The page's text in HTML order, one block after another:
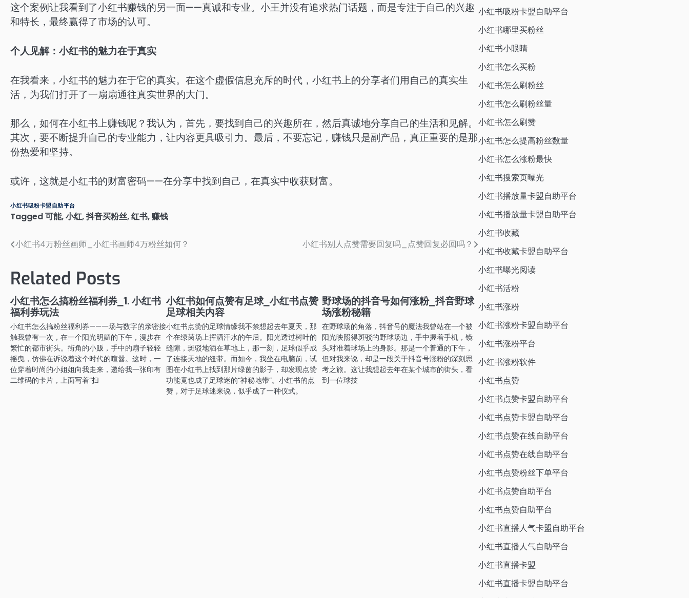
这个案例让我看到了小红书赚钱的另一面——真诚和专业。小王并没有追求热门话题，而是专注于自己的兴趣
和特长，最终赢得了市场的认可。
个人见解：小红书的魅力在于真实
在我看来，小红书的魅力在于它的真实。在这个虚假信息充斥的时代，小红书上的分享者们用自己的真实生
活，为我们打开了一扇扇通往真实世界的大门。
那么，如何在小红书上赚钱呢？我认为，首先，要找到自己的兴趣所在，然后真诚地分享自己的生活和见解。
其次，要不断提升自己的专业能力，让内容更具吸引力。最后，不要忘记，赚钱只是副产品，真正重要的是那
份热爱和坚持。
或许，这就是小红书的财富密码——在分享中找到自己，在真实中收获财富。
小红书吸粉卡盟自助平台
Tagged可能,小红,抖音买粉丝,红书,赚钱
文
导
航
小红书4万粉丝画师_小红书画师4万粉丝如何？ 小红书别人点赞需要回复吗_点赞回复必回吗？
Related Posts
小红书怎么搞粉丝福利券_1. 小红书
福利券玩法
小红书怎么搞粉丝福利券——一场与数字的亲密接
触我曾有一次，在一个阳光明媚的下午，漫步在
繁忙的都市街头。街角的小贩，手中的扇子轻轻
摇曳，仿佛在诉说着这个时代的喧嚣。这时，一
位穿着时尚的小姐姐向我走来，递给我一张印有
二维码的卡片，上面写着“扫
小红书如何点赞有足球_小红书点赞
足球相关内容
小红书点赞的足球情缘我不禁想起去年夏天，那
个在绿茵场上挥洒汗水的午后。阳光透过树叶的
缝隙，斑驳地洒在草地上，那一刻，足球似乎成
了连接天地的纽带。而如今，我坐在电脑前，试
图在小红书上找到那片绿茵的影子，却发现点赞
功能竟也成了足球迷的“神秘地带”。小红书的点
赞，对于足球迷来说，似乎成了一种仪式。
野球场的抖音号如何涨粉_抖音野球
场涨粉秘籍
在野球场的角落，抖音号的魔法我曾站在一个被
阳光映照得斑驳的野球场边，手中握着手机，镜
头对准着球场上的身影。那是一个普通的下午，
但对我来说，却是一段关于抖音号涨粉的深刻思
考之旅。这让我想起去年在某个城市的街头，看
到一位球技
小红书吸粉卡盟自助平台
小红书哪里买粉丝
小红书小眼睛
小红书怎么买粉
小红书怎么刷粉丝
小红书怎么刷粉丝量
小红书怎么刷赞
小红书怎么提高粉丝数量
小红书怎么涨粉最快
小红书搜索页曝光
小红书播放量卡盟自助平台
小红书播放量卡盟自助平台
小红书收藏
小红书收藏卡盟自助平台
小红书曝光阅读
小红书活粉
小红书涨粉
小红书涨粉卡盟自助平台
小红书涨粉平台
小红书涨粉软件
小红书点赞
小红书点赞卡盟自助平台
小红书点赞卡盟自助平台
小红书点赞在线自助平台
小红书点赞在线自助平台
小红书点赞粉丝下单平台
小红书点赞自助平台
小红书点赞自助平台
小红书直播人气卡盟自助平台
小红书直播人气自助平台
小红书直播卡盟
小红书直播卡盟自助平台